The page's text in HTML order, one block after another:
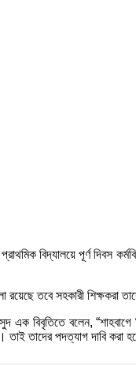
বিদ্যালয়ে পূর্ণ দিবস
তবে সহকারী শিক্ষকরা
এক বিবৃতিতে বলেন,
তাই তাদের পদত্যাগ দাবি করা